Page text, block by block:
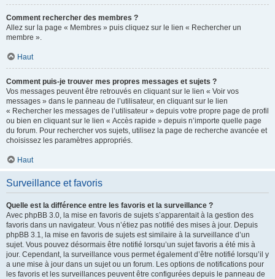
Comment rechercher des membres ?
Allez sur la page « Membres » puis cliquez sur le lien « Rechercher un
membre ».
Haut
Comment puis-je trouver mes propres messages et sujets ?
Vos messages peuvent être retrouvés en cliquant sur le lien « Voir vos
messages » dans le panneau de l’utilisateur, en cliquant sur le lien
« Rechercher les messages de l’utilisateur » depuis votre propre page de profil
ou bien en cliquant sur le lien « Accès rapide » depuis n’importe quelle page
du forum. Pour rechercher vos sujets, utilisez la page de recherche avancée et
choisissez les paramètres appropriés.
Haut
Surveillance et favoris
Quelle est la différence entre les favoris et la surveillance ?
Avec phpBB 3.0, la mise en favoris de sujets s’apparentait à la gestion des
favoris dans un navigateur. Vous n’étiez pas notifié des mises à jour. Depuis
phpBB 3.1, la mise en favoris de sujets est similaire à la surveillance d’un
sujet. Vous pouvez désormais être notifié lorsqu’un sujet favoris a été mis à
jour. Cependant, la surveillance vous permet également d’être notifié lorsqu’il y
a une mise à jour dans un sujet ou un forum. Les options de notifications pour
les favoris et les surveillances peuvent être configurées depuis le panneau de